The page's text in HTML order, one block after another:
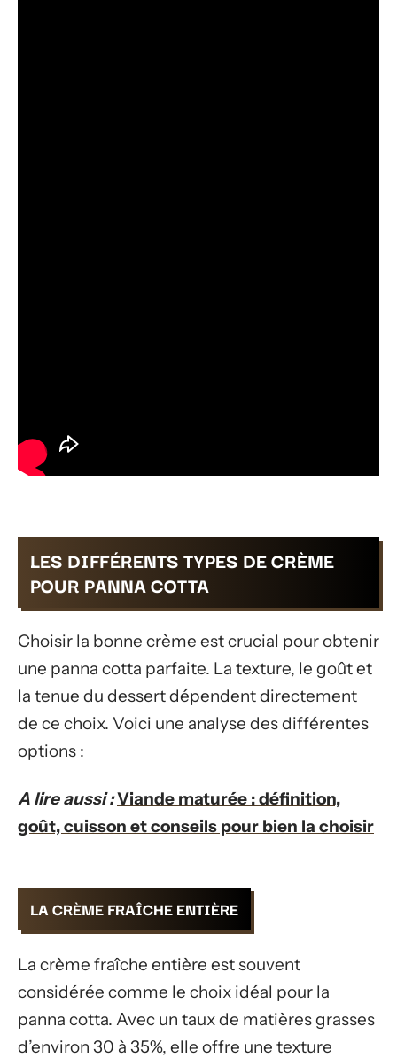
LES DIFFÉRENTS TYPES DE CRÈME
POUR PANNA COTTA
Choisir la bonne crème est crucial pour obtenir
une panna cotta parfaite. La texture, le goût et
la tenue du dessert dépendent directement
de ce choix. Voici une analyse des différentes
options :
A lire aussi :Viande maturée : définition,
goût, cuisson et conseils pour bien la choisir
LA CRÈME FRAÎCHE ENTIÈRE
La crème fraîche entière est souvent
considérée comme le choix idéal pour la
panna cotta. Avec un taux de matières grasses
d’environ 30 à 35%, elle offre une texture